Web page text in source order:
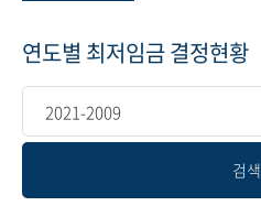
연도별 최저임금 결정현황
2021-2009
검색